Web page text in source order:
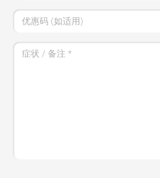
优惠码 (如适用)
症状 / 备注*